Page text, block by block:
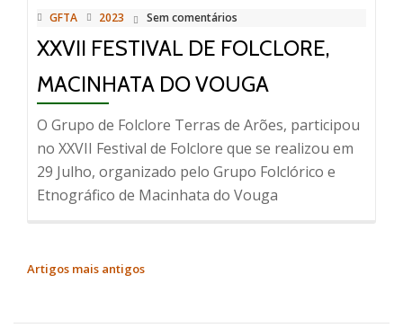
GFTA 2023 Sem comentários
XXVII FESTIVAL DE FOLCLORE,
MACINHATA DO VOUGA
O Grupo de Folclore Terras de Arões, participou
no XXVII Festival de Folclore que se realizou em
29 Julho, organizado pelo Grupo Folclórico e
Etnográfico de Macinhata do Vouga
NAVEGAÇÃO
Artigos mais antigos